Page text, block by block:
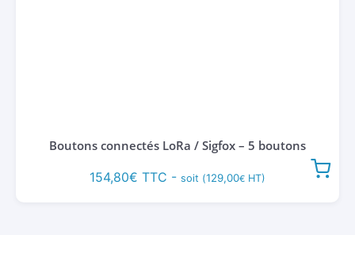
Boutons connectés LoRa / Sigfox – 5 boutons
154,80€ TTC - soit (129,00€ HT)